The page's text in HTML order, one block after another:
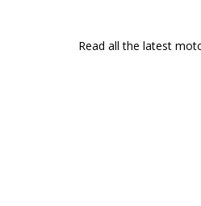
Read all the latest